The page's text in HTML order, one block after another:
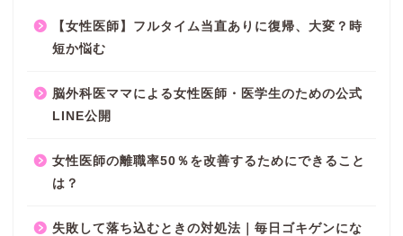
【女性医師】フルタイム当直ありに復帰、大変？時
短か悩む
脳外科医ママによる女性医師・医学生のための公式
LINE公開
女性医師の離職率50％を改善するためにできること
は？
失敗して落ち込むときの対処法｜毎日ゴキゲンにな